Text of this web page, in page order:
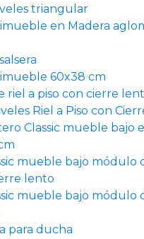
triangular
en Madera
60x38 cm
riel a piso con cierre
Riel a Piso con
Classic mueble bajo
mueble bajo módulo
lento
mueble bajo módulo
para ducha